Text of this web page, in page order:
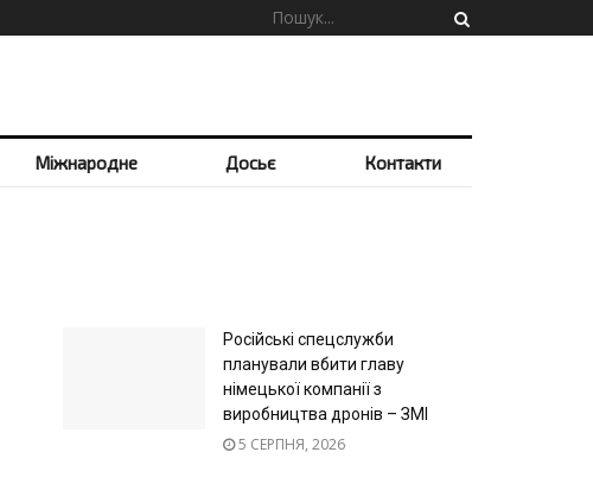
Міжнародне Досьє Контакти
Російські спецслужби
планували вбити главу
німецької компанії з
виробництва дронів – ЗМІ
5 СЕРПНЯ, 2026